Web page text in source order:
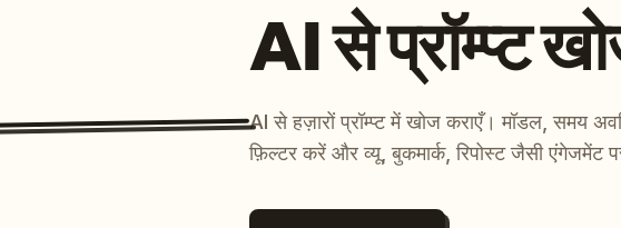
AI से प्रॉम्प्ट
AI से हज़ारों प्रॉम्प्ट में खोज कराएँ। मॉडल, समय
फ़िल्टर करें और व्यू, बुकमार्क, रिपोस्ट जैसी एंगेजमेंट